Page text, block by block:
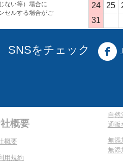
ない等）場合に
セルする場合がご
24
25
31
SNSをチェック
概要
概要
用規約
自
通販
無添
無添